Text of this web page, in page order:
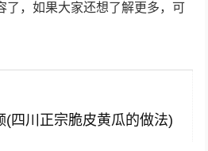
了，如果大家还想了解更多，可
(四川正宗脆皮黄瓜的做法)